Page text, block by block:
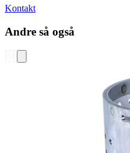
Kontakt
Andre så også